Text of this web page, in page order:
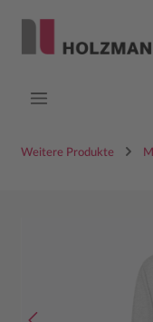
Weitere Produkte
Bildergalerie